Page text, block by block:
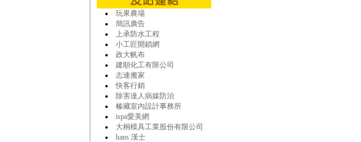
玩果農場
簡訊廣告
上承防水工程
小工匠開鎖網
政大帆布
建順化工有限公司
志連搬家
快客行銷
除害達人病媒防治
榛藏室內設計事務所
ispa愛美網
大桐模具工業股份有限公司
hans 漢士